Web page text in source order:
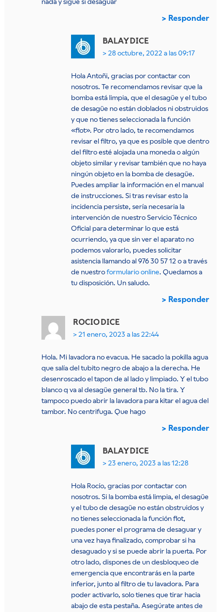
nada y sigue si desaguar
Responder
BALAY DICE
28 octubre, 2022 a las 09:17
Hola Antoñi, gracias por contactar con
nosotros. Te recomendamos revisar que la
bomba está limpia, que el desagüe y el tubo
de desagüe no están doblados ni obstruidos
y que no tienes seleccionada la función
«flot». Por otro lado, te recomendamos
revisar el filtro, ya que es posible que dentro
del filtro esté alojada una moneda o algún
objeto similar y revisar también que no haya
ningún objeto en la bomba de desagüe.
Puedes ampliar la información en el manual
de instrucciones. Si tras revisar esto la
incidencia persiste, sería necesaria la
intervención de nuestro Servicio Técnico
Oficial para determinar lo que está
ocurriendo, ya que sin ver el aparato no
podemos valorarlo, puedes solicitar
asistencia llamando al 976 30 57 12 o a través
de nuestroformulario online. Quedamos a
tu disposición. Un saludo.
Responder
ROCIO DICE
21 enero, 2023 a las 22:44
Hola. Mi lavadora no evacua. He sacado la pokilla agua
que salía del tubito negro de abajo a la derecha. He
desenroscado el tapon de al lado y limpiado. Y el tubo
blanco q va al desagüe general tb. No la tira. Y
tampoco puedo abrir la lavadora para kitar el agua del
tambor. No centrifuga. Que hago
Responder
BALAY DICE
23 enero, 2023 a las 12:28
Hola Rocío, gracias por contactar con
nosotros. Si la bomba está limpia, el desagüe
y el tubo de desagüe no están obstruidos y
no tienes seleccionada la función flot,
puedes poner el programa de desaguar y
una vez haya finalizado, comprobar si ha
desaguado y si se puede abrir la puerta. Por
otro lado, dispones de un desbloqueo de
emergencia que encontrarás en la parte
inferior, junto al filtro de tu lavadora. Para
poder activarlo, solo tienes que tirar hacia
abajo de esta pestaña. Asegúrate antes de